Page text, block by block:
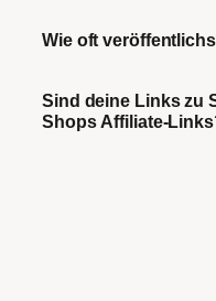
Wie oft
Sind deine Links zu
Shops Affiliate-